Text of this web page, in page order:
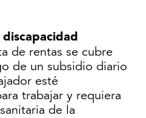
discapacidad
de rentas se cubre
de un subsidio diario
esté
trabajar y requiera
de la